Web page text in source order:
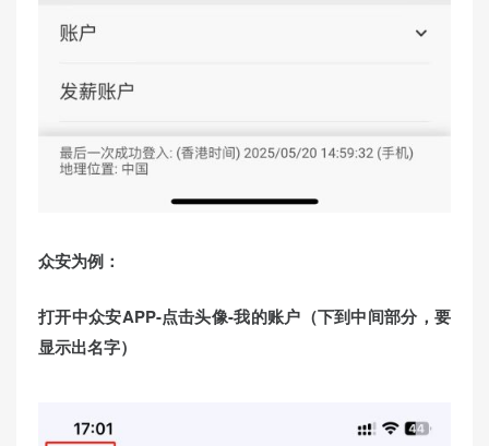
众安为例：
打开中众安APP-点击头像-我的账户（下到中间部分，要
显示出名字）